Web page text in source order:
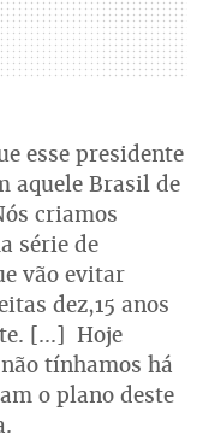
esse presidente
aquele Brasil de
criamos
série de
vão evitar
dez,15 anos
[...] Hoje
tínhamos há
o plano deste